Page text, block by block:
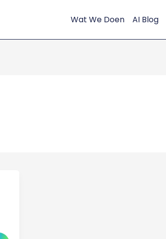
Wat We Doen AI Blog